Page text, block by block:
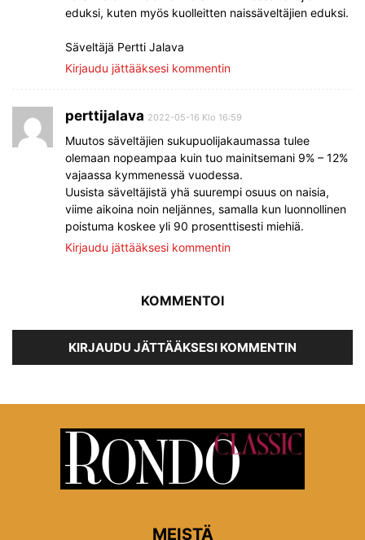
eduksi, kuten myös kuolleitten naissäveltäjien eduksi.
Säveltäjä Pertti Jalava
Kirjaudu jättääksesi kommentin
perttijalava 2022-05-16 Klo 16:59
Muutos säveltäjien sukupuolijakaumassa tulee
olemaan nopeampaa kuin tuo mainitsemani 9% – 12%
vajaassa kymmenessä vuodessa.
Uusista säveltäjistä yhä suurempi osuus on naisia,
viime aikoina noin neljännes, samalla kun luonnollinen
poistuma koskee yli 90 prosenttisesti miehiä.
Kirjaudu jättääksesi kommentin
KOMMENTOI
KIRJAUDU JÄTTÄÄKSESI KOMMENTIN
MEISTÄ